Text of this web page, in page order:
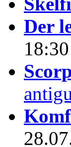
Der